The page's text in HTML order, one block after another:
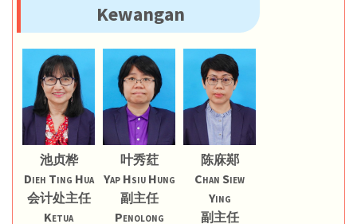
Kewangan
池贞桦
Dieh Ting Hua
会计处主任
Ketua
叶秀荭
Yap Hsiu Hung
副主任
Penolong
陈庥䣐
Chan Siew
Ying
副主任